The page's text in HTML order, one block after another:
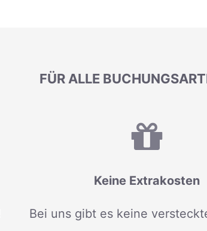
FÜR ALLE
Keine Extrakosten
Bei uns gibt es keine